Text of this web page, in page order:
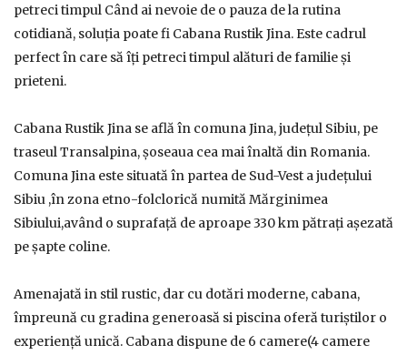
petreci timpul Când ai nevoie de o pauza de la rutina
cotidiană, soluția poate fi Cabana Rustik Jina. Este cadrul
perfect în care să îți petreci timpul alături de familie și
prieteni.
Cabana Rustik Jina se află în comuna Jina, județul Sibiu, pe
traseul Transalpina, șoseaua cea mai înaltă din Romania.
Comuna Jina este situată în partea de Sud-Vest a județului
Sibiu ,în zona etno-folclorică numită Mărginimea
Sibiului,având o suprafață de aproape 330 km pătrați așezată
pe șapte coline.
Amenajată in stil rustic, dar cu dotări moderne, cabana,
împreună cu gradina generoasă si piscina oferă turiștilor o
experiență unică. Cabana dispune de 6 camere(4 camere